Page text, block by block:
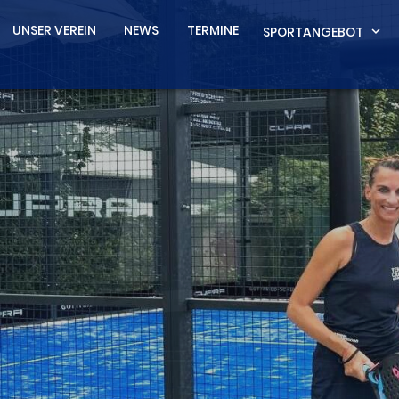
UNSER VEREIN NEWS TERMINE SPORTANGEBOT expand_more